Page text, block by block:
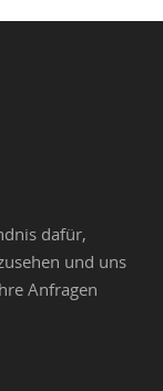
dafür,
und uns
Anfragen